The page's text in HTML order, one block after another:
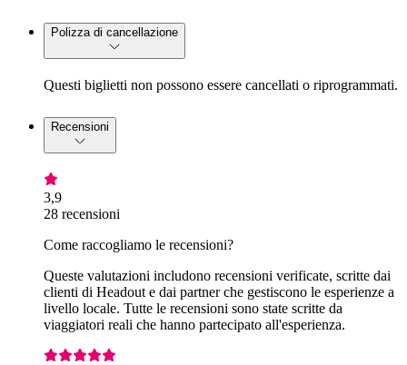
Polizza di cancellazione
Questi biglietti non possono essere cancellati o riprogrammati.
Recensioni
3,9
28 recensioni
Come raccogliamo le recensioni?
Queste valutazioni includono recensioni verificate, scritte dai
clienti di Headout e dai partner che gestiscono le esperienze a
livello locale. Tutte le recensioni sono state scritte da
viaggiatori reali che hanno partecipato all'esperienza.